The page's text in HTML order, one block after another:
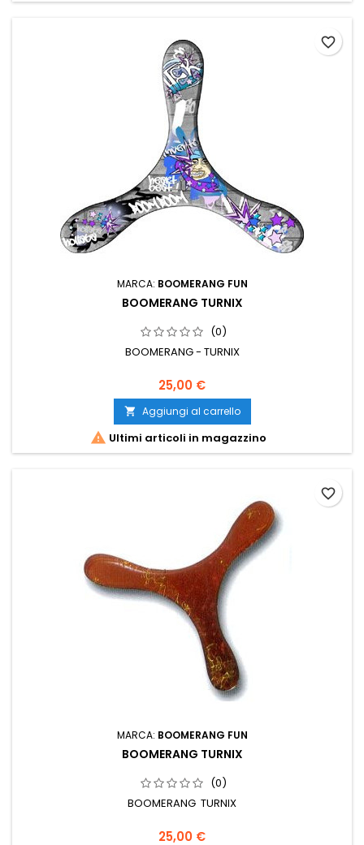
MARCA: BOOMERANG FUN
BOOMERANG TURNIX
(0)
BOOMERANG - TURNIX
25,00 €
 Aggiungi al carrello
 Ultimi articoli in magazzino
favorite_border
MARCA: BOOMERANG FUN
BOOMERANG TURNIX
(0)
BOOMERANG TURNIX
25,00 €
favorite_border